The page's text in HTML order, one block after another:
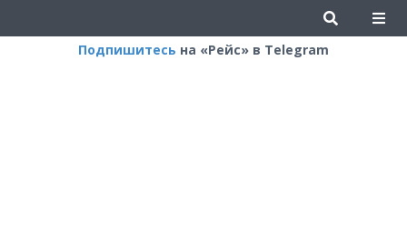
Подпишитесь на «Рейс» в Telegram